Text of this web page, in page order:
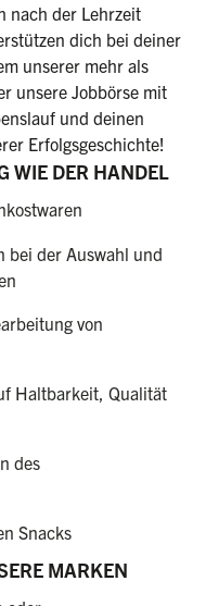
nach der Lehrzeit
dich bei deiner
unserer mehr als
unsere Jobbörse mit
und deinen
Erfolgsgeschichte!
WIE DER HANDEL
bei der Auswahl und
von
Haltbarkeit, Qualität
des
Snacks
MARKEN